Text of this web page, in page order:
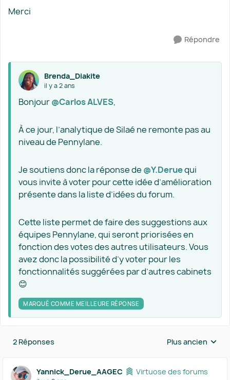
Merci
Répondre
Brenda_Diakite
il y a 2 ans
Bonjour@Carlos ALVES,
À ce jour, l’analytique de Silaé ne remonte pas au
niveau de Pennylane.
Je soutiens donc la réponse de @Y.Deruequi
vous invite à voter pour cette idée d’amélioration
présente dans la liste d’idées du forum.
Cette liste permet de faire des suggestions aux
équipes Pennylane, qui seront priorisées en
fonction des votes des autres utilisateurs. Vous
avez donc la possibilité d’y voter pour les
fonctionnalités suggérées par d’autres cabinets
😊
MARQUÉ COMME MEILLEURE RÉPONSE
2 Réponses Réponses triées
Plus ancien
Yannick_Derue_AAGEC Virtuose des forums